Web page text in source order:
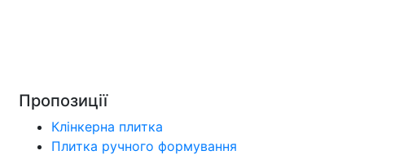
Пропозиції
Клінкерна плитка
Плитка ручного формування